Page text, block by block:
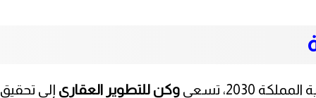
2030، تسعى وكن للتطوير العقاري إلى تحقيق